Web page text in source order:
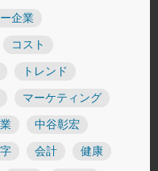
企業
コスト
トレンド
マーケティング
中谷彰宏
会計 健康